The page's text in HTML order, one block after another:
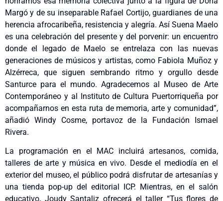
Margó y de su inseparable Rafael Cortijo, guardianes de una
herencia afrocaribeña, resistencia y alegría. Así Suena Maelo
es una celebración del presente y del porvenir: un encuentro
donde el legado de Maelo se entrelaza con las nuevas
generaciones de músicos y artistas, como Fabiola Muñoz y
Alzérreca, que siguen sembrando ritmo y orgullo desde
Santurce para el mundo. Agradecemos al Museo de Arte
Contemporáneo y al Instituto de Cultura Puertorriqueña por
acompañarnos en esta ruta de memoria, arte y comunidad”,
añadió Windy Cosme, portavoz de la Fundación Ismael
Rivera.
La programación en el MAC incluirá artesanos, comida,
talleres de arte y música en vivo. Desde el mediodía en el
exterior del museo, el público podrá disfrutar de artesanías y
una tienda pop-up del editorial ICP. Mientras, en el salón
educativo, Joudy Santaliz ofrecerá el taller “Tus flores de